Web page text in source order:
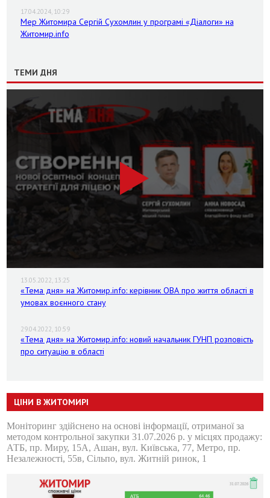
17.04.2024, 10:29
Мер Житомира Сергій Сухомлин у програмі «Діалоги» на
Житомир.info
ТЕМИ ДНЯ
13.05.2022, 13:25
«Тема дня» на Житомир.info: керівник ОВА про життя області в
умовах воєнного стану
29.04.2022, 10:59
«Тема дня» на Житомир.info: новий начальник ГУНП розповість
про ситуацію в області
ЦІНИ В ЖИТОМИРІ
Моніторинг здійснено на основі інформації, отриманої за
методом контрольної закупки 31.07.2026 р. у місцях продажу:
АТБ, пр. Миру, 15А, Ашан, вул. Київська, 77, Метро, пр.
Незалежності, 55в, Сільпо, вул. Житній ринок, 1